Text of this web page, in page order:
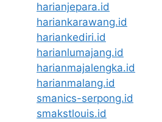
harianjepara.id
hariankarawang.id
hariankediri.id
harianlumajang.id
harianmajalengka.id
harianmalang.id
smanics-serpong.id
smakstlouis.id